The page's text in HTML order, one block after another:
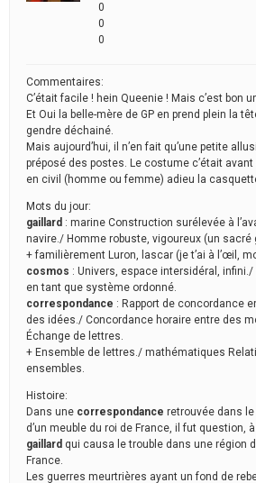
0
0
0
Commentaires:
C’était facile ! hein Queenie ! Mais c’est bon
Et Oui la belle-mère de GP en prend plein la
gendre déchainé.
Mais aujourd’hui, il n’en fait qu’une petite
préposé des postes. Le costume c’était
en civil (homme ou femme) adieu la
Mots du jour:
gaillard : marine Construction surélevée à
navire./ Homme robuste, vigoureux (un sacré
+ familièrement Luron, lascar (je t’ai à l’œil,
cosmos : Univers, espace intersidéral,
en tant que système ordonné.
correspondance : Rapport de concordance
des idées./ Concordance horaire entre des
Échange de lettres.
+ Ensemble de lettres./ mathématiques
ensembles.
Histoire:
Dans une correspondance retrouvée dans
d’un meuble du roi de France, il fut question,
gaillard qui causa le trouble dans une région
France.
Les guerres meurtrières ayant un fond de